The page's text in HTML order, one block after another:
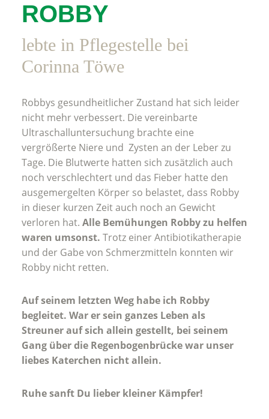
ROBBY
lebte in Pflegestelle bei
Corinna Töwe
Robbys gesundheitlicher Zustand hat sich leider
nicht mehr verbessert. Die vereinbarte
Ultraschalluntersuchung brachte eine
vergrößerte Niere und Zysten an der Leber zu
Tage. Die Blutwerte hatten sich zusätzlich auch
noch verschlechtert und das Fieber hatte den
ausgemergelten Körper so belastet, dass Robby
in dieser kurzen Zeit auch noch an Gewicht
verloren hat. Alle Bemühungen Robby zu helfen
waren umsonst. Trotz einer Antibiotikatherapie
und der Gabe von Schmerzmitteln konnten wir
Robby nicht retten.
Auf seinem letzten Weg habe ich Robby
begleitet. War er sein ganzes Leben als
Streuner auf sich allein gestellt, bei seinem
Gang über die Regenbogenbrücke war unser
liebes Katerchen nicht allein.
Ruhe sanft Du lieber kleiner Kämpfer!